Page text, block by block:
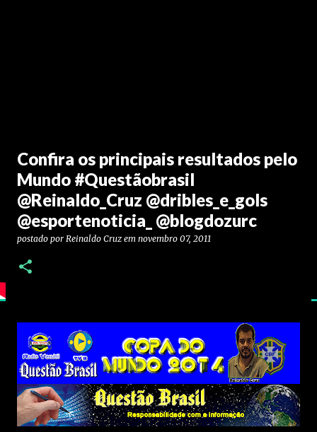
Confira os principais resultados pelo
Mundo #Questãobrasil
@Reinaldo_Cruz @dribles_e_gols
@esportenoticia_ @blogdozurc
postado por Reinaldo Cruz em novembro 07, 2011